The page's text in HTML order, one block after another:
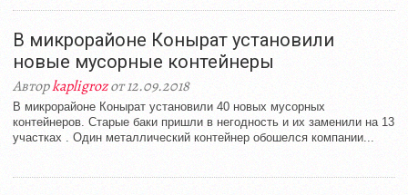
В микрорайоне Конырат установили
новые мусорные контейнеры
Авторkapligrozот 12.09.2018
В микрорайоне Конырат установили 40 новых мусорных
контейнеров. Старые баки пришли в негодность и их заменили на 13
участках . Один металлический контейнер обошелся компании...